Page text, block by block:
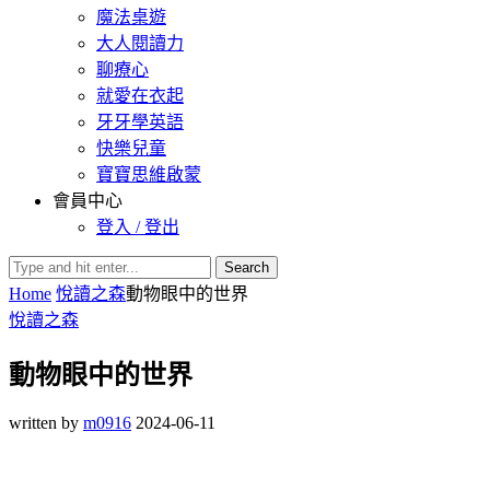
魔法桌遊
大人閱讀力
聊療心
就愛在衣起
牙牙學英語
快樂兒童
寶寶思維啟蒙
會員中心
登入 / 登出
Search
Home 悅讀之森動物眼中的世界
悅讀之森
動物眼中的世界
written by m0916 2024-06-11